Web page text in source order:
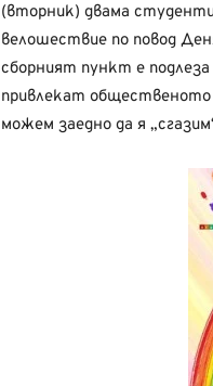
(вторник) двама
велошествие по повод
сборният пункт е
привлекат общественото
можем заедно да я